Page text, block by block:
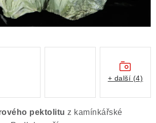
pektolitu z kamínkářské
+ další (4)